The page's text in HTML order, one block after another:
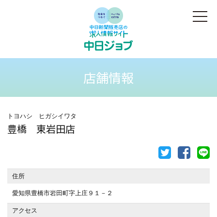
店舗情報
トヨハシ ヒガシイワタ
豊橋 東岩田店
住所
愛知県豊橋市岩田町字上庄９１－２
アクセス